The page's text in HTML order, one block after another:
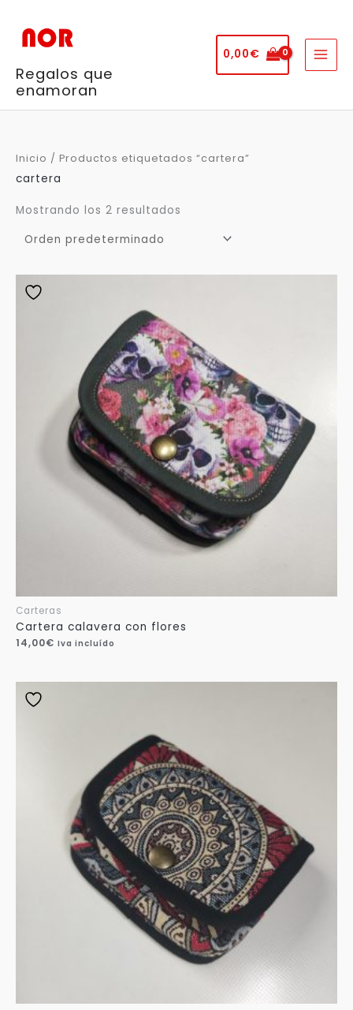
contenido
Regalos que
enamoran
0,00€
Inicio / Productos etiquetados “cartera”
cartera
Mostrando los 2 resultados
Carteras
Cartera calavera con flores
14,00€ Iva incluído